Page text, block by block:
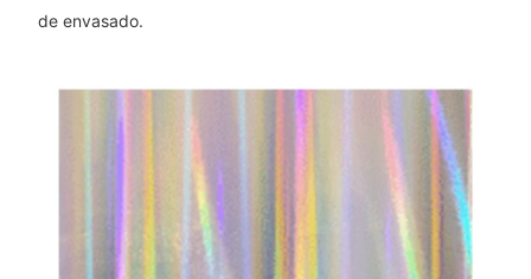
de envasado.